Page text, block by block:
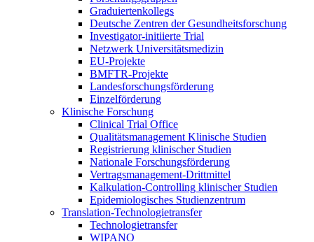
Graduiertenkollegs
Deutsche Zentren der Gesundheitsforschung
Investigator-initiierte Trial
Netzwerk Universitätsmedizin
EU-Projekte
BMFTR-Projekte
Landesforschungsförderung
Einzelförderung
Klinische Forschung
Clinical Trial Office
Qualitätsmanagement Klinische Studien
Registrierung klinischer Studien
Nationale Forschungsförderung
Vertragsmanagement-Drittmittel
Kalkulation-Controlling klinischer Studien
Epidemiologisches Studienzentrum
Translation-Technologietransfer
Technologietransfer
WIPANO